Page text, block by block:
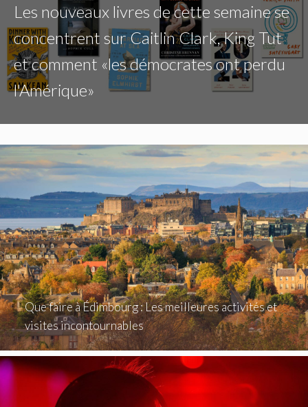
Les nouveaux livres de cette semaine se
concentrent sur Caitlin Clark, King Tut
et comment «les démocrates ont perdu
l'Amérique»
Que faire à Édimbourg : Les meilleures activités et
visites incontournables